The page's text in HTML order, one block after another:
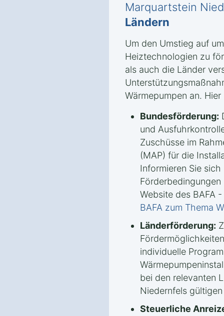
Marquartstein
Ländern
Um den Umstieg auf
Heiztechnologien zu
als auch die Länder
Wärmepumpen an.
Bundesförderung:
und
Zuschüsse im
(MAP) für die
Informieren Sie
Website des BAFA
BAFA zum Thema
Länderförderung:
individuelle
bei den relevanten
Niedernfels
Steuerliche